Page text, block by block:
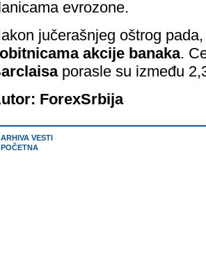
evrozone.
jučerašnjeg oštrog
akcije banaka.
porasle su između
ForexSrbija
VESTI
POČETNA